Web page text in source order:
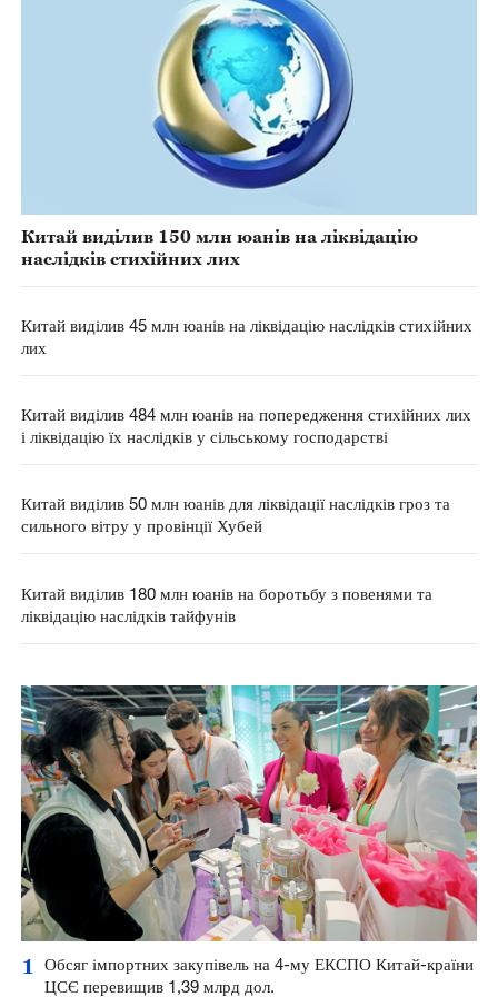
Китай виділив 150 млн юанів на ліквідацію
наслідків стихійних лих
Китай виділив 45 млн юанів на ліквідацію наслідків стихійних
лих
Китай виділив 484 млн юанів на попередження стихійних лих
і ліквідацію їх наслідків у сільському господарстві
Китай виділив 50 млн юанів для ліквідації наслідків гроз та
сильного вітру у провінції Хубей
Китай виділив 180 млн юанів на боротьбу з повенями та
ліквідацію наслідків тайфунів
1
Обсяг імпортних закупівель на 4-му ЕКСПО Китай-країни
ЦСЄ перевищив 1,39 млрд дол.